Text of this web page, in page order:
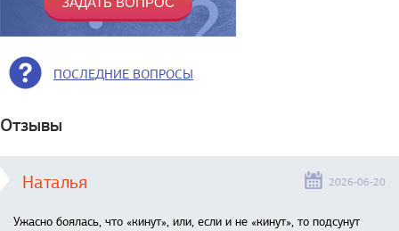
ПОСЛЕДНИЕ ВОПРОСЫ
Отзывы
Наталья 2026-06-20
Ужасно боялась, что «кинут», или, если и не «кинут», то подсунут